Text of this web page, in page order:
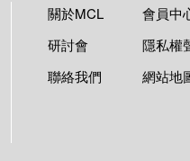
關於MCL
會員中
研討會
隱私權
聯絡我們
網站地